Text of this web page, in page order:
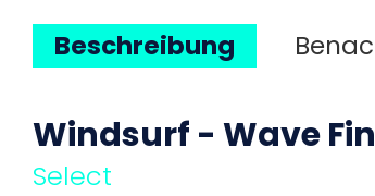
Beschreibung
Windsurf - Wave
Select